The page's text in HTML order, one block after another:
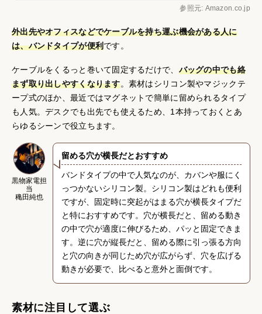
参照元: Amazon.co.jp
外出先やオフィスなどでケーブルを持ち運ぶ機会がある人に
は、バンドタイプが便利です。
ケーブルをくるっと巻いて固定するだけで、 バッグの中でも絡
まず取り出しやすくなります。素材はシリコン製やマジックテ
ープ式のほか、最近ではマグネットで簡単に留められるタイプ
も人気。デスクでも出先でも使えるため、1本持っておくとあ
らゆるシーンで役立ちます。
黒物家電担
当
穐田純也
留める穴が横長だとおすすめ
バンドタイプの中で人気なのが、カバンや服にく
っつかないシリコン製。シリコン製はどれも便利
ですが、固定時に突起がはまる穴が横長タイプだ
と特におすすめです。穴が横長だと、留める動き
の中で穴が適度に伸びるため、パッと固定できま
す。逆に穴が縦長だと、留める際に引っ張る方向
と穴の向きが同じため穴が広がらず、穴を広げる
動きが必要で、比べると意外と面倒です。
素材に注目して選ぶ